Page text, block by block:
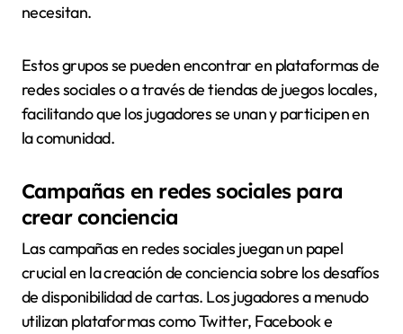
necesitan.
Estos grupos se pueden encontrar en plataformas de
redes sociales o a través de tiendas de juegos locales,
facilitando que los jugadores se unan y participen en
la comunidad.
Campañas en redes sociales para
crear conciencia
Las campañas en redes sociales juegan un papel
crucial en la creación de conciencia sobre los desafíos
de disponibilidad de cartas. Los jugadores a menudo
utilizan plataformas como Twitter, Facebook e